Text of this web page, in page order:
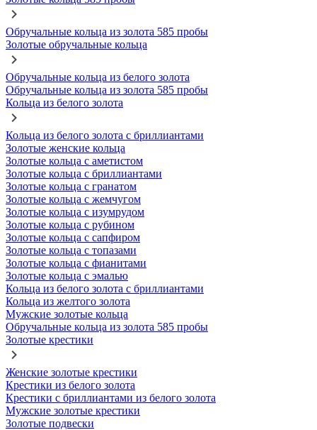
Обручальные кольца из золота 585 пробы
Золотые обручальные кольца
Обручальные кольца из белого золота
Обручальные кольца из золота 585 пробы
Кольца из белого золота
Кольца из белого золота с бриллиантами
Золотые женские кольца
Золотые кольца с аметистом
Золотые кольца с бриллиантами
Золотые кольца с гранатом
Золотые кольца с жемчугом
Золотые кольца с изумрудом
Золотые кольца с рубином
Золотые кольца с сапфиром
Золотые кольца с топазами
Золотые кольца с фианитами
Золотые кольца с эмалью
Кольца из белого золота с бриллиантами
Кольца из желтого золота
Мужские золотые кольца
Обручальные кольца из золота 585 пробы
Золотые крестики
Женские золотые крестики
Крестики из белого золота
Крестики с бриллиантами из белого золота
Мужские золотые крестики
Золотые подвески